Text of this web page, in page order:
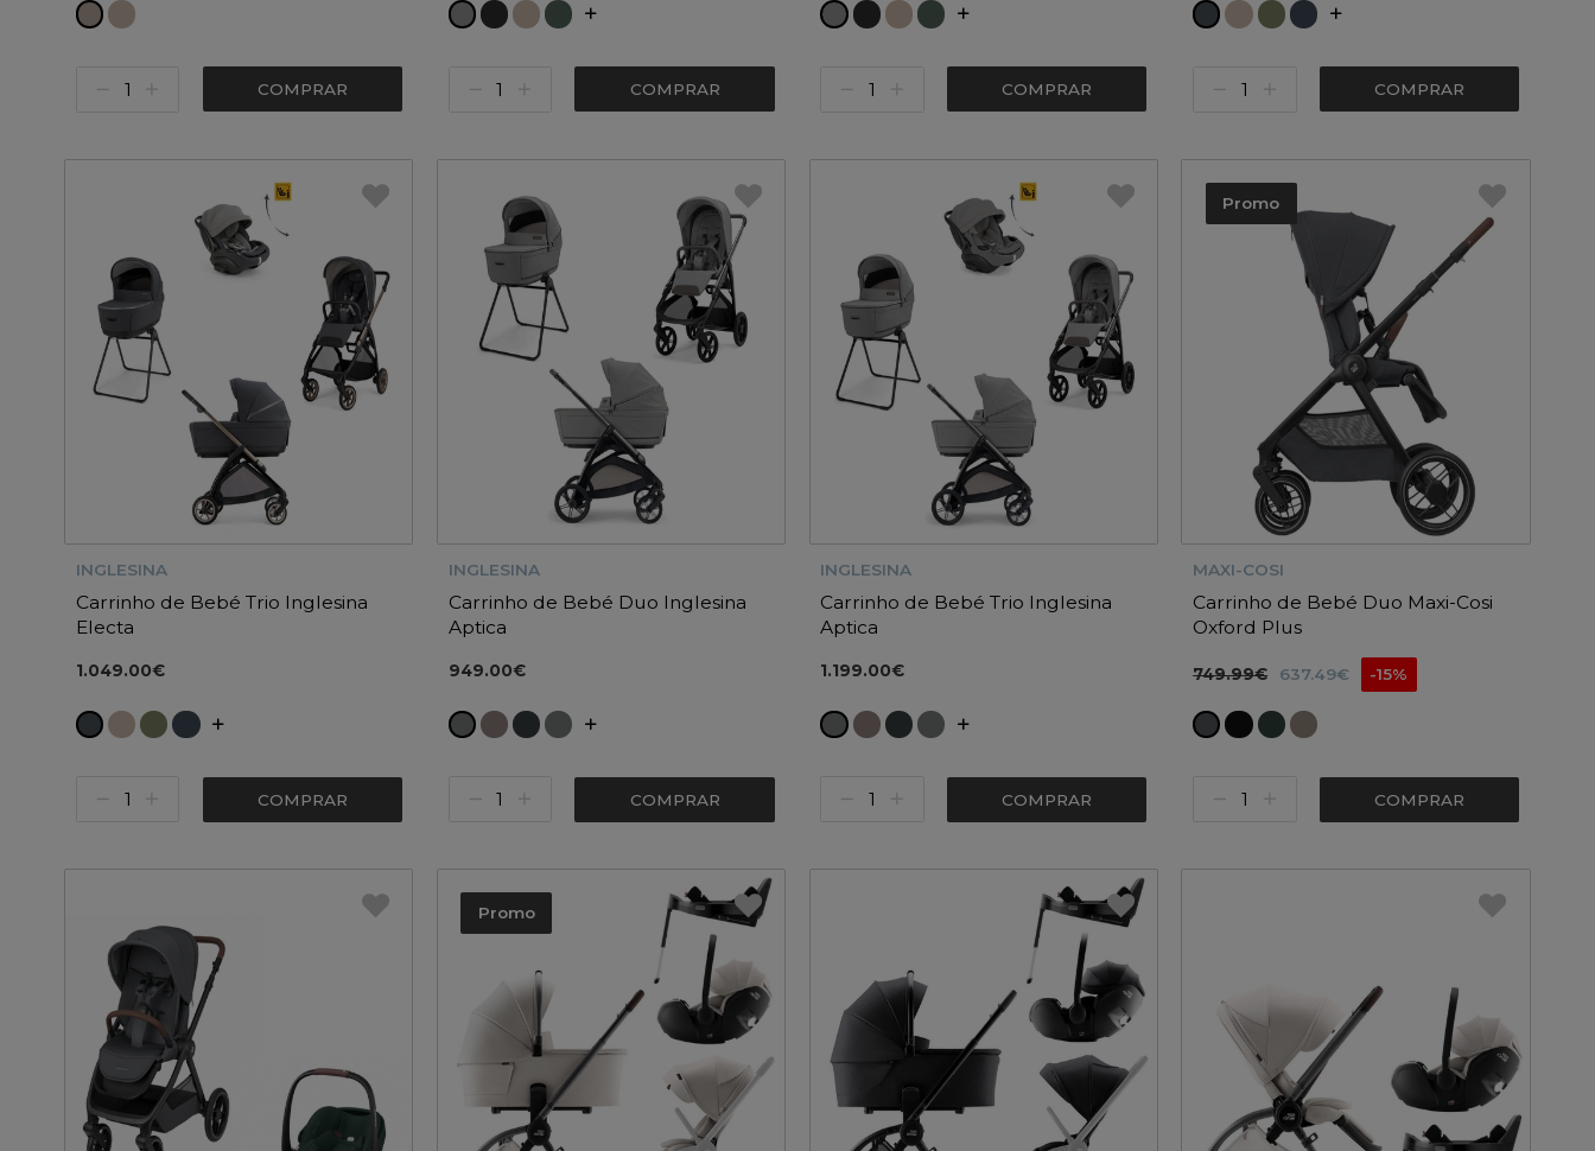
COMPRAR COMPRAR COMPRAR COMPRAR
INGLESINA
Carrinho de Bebé Trio Inglesina
Electa
1.049.00€
COMPRAR
INGLESINA
Carrinho de Bebé Duo Inglesina
Aptica
949.00€
COMPRAR
INGLESINA
Carrinho de Bebé Trio Inglesina
Aptica
1.199.00€
COMPRAR
Promo
MAXI-COSI
Carrinho de Bebé Duo Maxi-Cosi
Oxford Plus
749.99€ 637.49€ -15%
COMPRAR
Promo